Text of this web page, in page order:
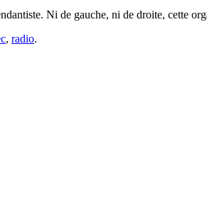
Ni de gauche, ni de droite, cette
, radio.